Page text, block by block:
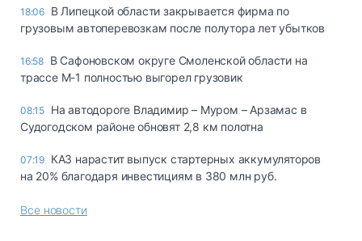
18:06 В Липецкой области закрывается фирма по
грузовым автоперевозкам после полутора лет убытков
16:58 В Сафоновском округе Смоленской области на
трассе М-1 полностью выгорел грузовик
08:15 На автодороге Владимир – Муром – Арзамас в
Судогодском районе обновят 2,8 км полотна
07:19 КАЗ нарастит выпуск стартерных аккумуляторов
на 20% благодаря инвестициям в 380 млн руб.
Все новости